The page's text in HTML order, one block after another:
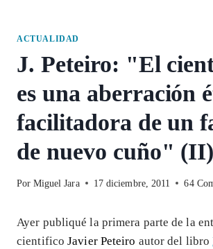
ACTUALIDAD
J. Peteiro: "El
es una aberración
facilitadora de un
de nuevo cuño" (II)
Por Miguel Jara 17 diciembre, 2011 64
Ayer publiqué la primera parte de la
cientificoJavier Peteiro autor del libro